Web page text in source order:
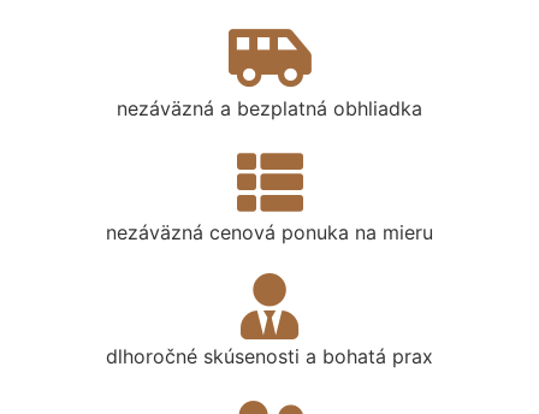
nezáväzná a bezplatná obhliadka
nezáväzná cenová ponuka na mieru
dlhoročné skúsenosti a bohatá prax